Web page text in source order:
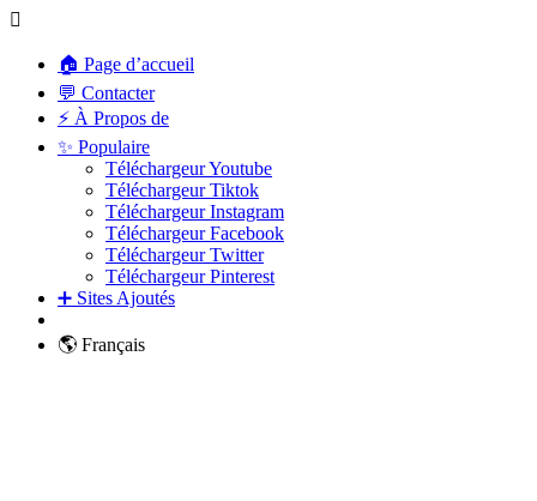
🏠 Page d’accueil
💬 Contacter
⚡ À Propos de
✨ Populaire
Téléchargeur Youtube
Téléchargeur Tiktok
Téléchargeur Instagram
Téléchargeur Facebook
Téléchargeur Twitter
Téléchargeur Pinterest
➕ Sites Ajoutés
🌎 Français